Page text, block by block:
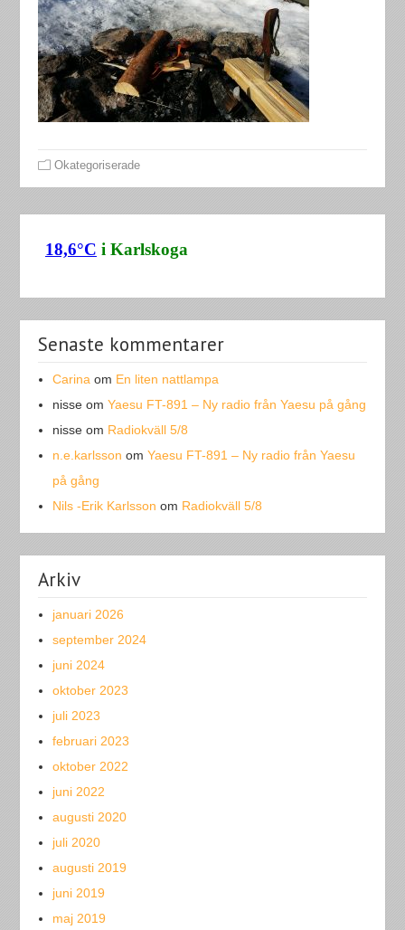
Okategoriserade
Senaste kommentarer
Carina om En liten nattlampa
nisse omYaesu FT-891 – Ny radio från Yaesu på gång
nisse om Radiokväll 5/8
n.e.karlsson omYaesu FT-891 – Ny radio från Yaesu
på gång
Nils -Erik Karlsson om Radiokväll 5/8
Arkiv
januari 2026
september 2024
juni 2024
oktober 2023
juli 2023
februari 2023
oktober 2022
juni 2022
augusti 2020
juli 2020
augusti 2019
juni 2019
maj 2019